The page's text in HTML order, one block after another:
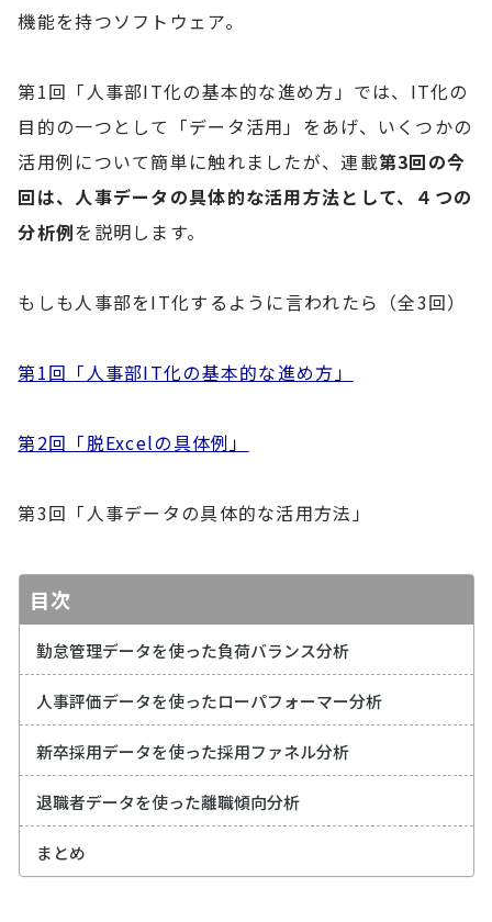
機能を持つソフトウェア。
第1回「人事部IT化の基本的な進め方」では、IT化の
目的の一つとして「データ活用」をあげ、いくつかの
活用例について簡単に触れましたが、連載第3回の今
回は、人事データの具体的な活用方法として、４つの
分析例を説明します。
もしも人事部をIT化するように言われたら（全3回）
第1回「人事部IT化の基本的な進め方」
第2回「脱Excelの具体例」
第3回「人事データの具体的な活用方法」
目次
勤怠管理データを使った負荷バランス分析
人事評価データを使ったローパフォーマー分析
新卒採用データを使った採用ファネル分析
退職者データを使った離職傾向分析
まとめ